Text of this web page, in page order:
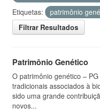
Etiquetas:
patrimônio
Filtrar Resultados
Patrimônio Genético
O patrimônio genético –
tradicionais associados à
sido uma grande
novos...